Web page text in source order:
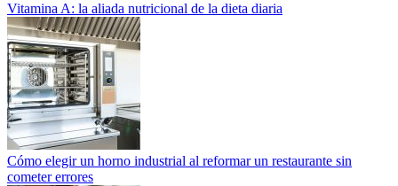
Vitamina A: la aliada nutricional de la dieta diaria
Cómo elegir un horno industrial al reformar un restaurante sin
cometer errores